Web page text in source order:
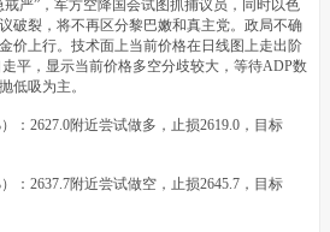
严”，军方空降国会试图抓捕议员，同时以色
破裂，将不再区分黎巴嫩和真主党。政局不确
价上行。技术面上当前价格在日线图上走出阶
平，显示当前价格多空分歧较大，等待ADP数
低吸为主。
：2627.0附近尝试做多，止损2619.0，目标
：2637.7附近尝试做空，止损2645.7，目标